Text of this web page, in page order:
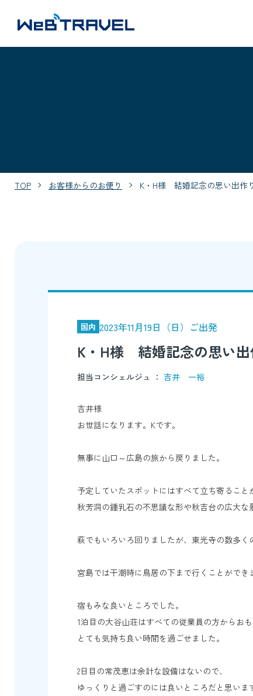
TOP お客様からのお便り K・H様 結婚記念の思い出
国内 2023年11月19日（日）ご出発
K・H様 結婚記念の思い
担当コンシェルジュ ： 吉井 一裕
吉井様
お世話になります。Kです。
無事に山口～広島の旅から戻りました。
予定していたスポットにはすべて立ち寄ること
秋芳洞の鍾乳石の不思議な形や秋吉台の広大な
萩でもいろいろ回りましたが、東光寺の数多く
宮島では干潮時に鳥居の下まで行くことができ
宿もみな良いところでした。
1泊目の大谷山荘はすべての従業員の方からお
とても気持ち良い時間を過ごせました。
2日目の常茂恵は余計な設備はないので、
ゆっくりと過ごすのには良いところだと思いま